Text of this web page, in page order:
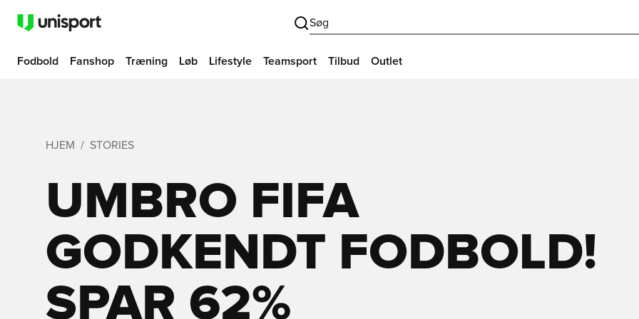
Søg
Fodbold Fanshop Træning Løb Lifestyle Teamsport Tilbud Outlet
HJEM STORIES
UMBRO FIFA
GODKENDT FODBOLD!
SPAR 62%